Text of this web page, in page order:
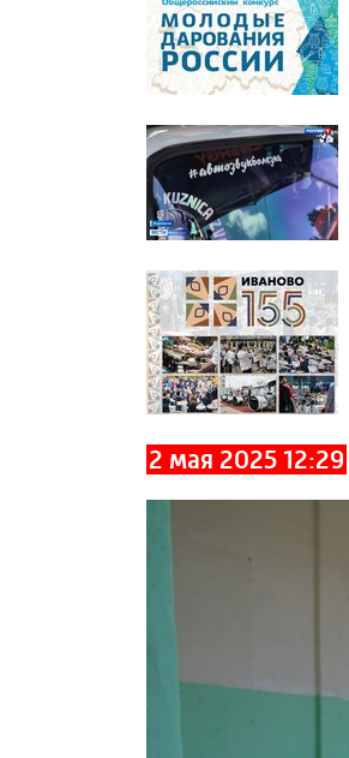
2 мая 2025 12:29